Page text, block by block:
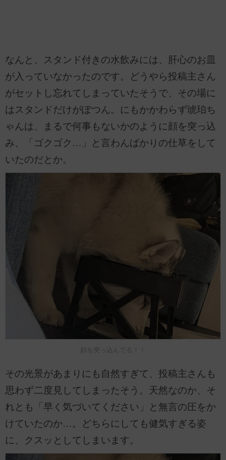
なんと、スタンド付きの水飲みには、肝心のお皿
が入っていなかったのです。どうやら投稿主さん
がセットし忘れてしまっていたそうで、その場に
はスタンドだけがぽつん。にもかかわらず琥珀ち
ゃんは、まるで何事もないかのように顔を突っ込
み、「ゴクゴク…」と言わんばかりの仕草をして
いたのだとか。
顔を突っ込んでる！！
その光景があまりにも自然すぎて、投稿主さんも
思わず二度見してしまったそう。天然なのか、そ
れとも「早く気づいてください」と無言の圧をか
けていたのか…。どちらにしても健気すぎる姿
に、クスッとしてしまいます。